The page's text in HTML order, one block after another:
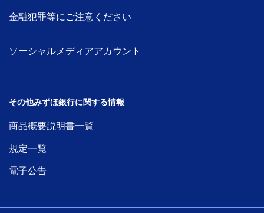
金融犯罪等にご注意ください
ソーシャルメディアアカウント
その他みずほ銀行に関する情報
商品概要説明書一覧
規定一覧
電子公告